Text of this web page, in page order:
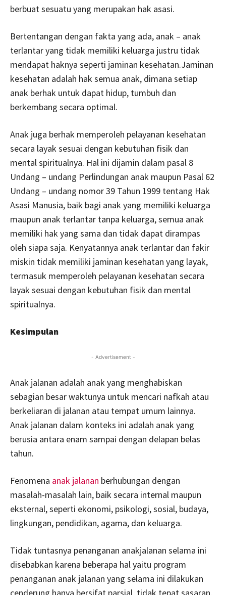
berbuat sesuatu yang merupakan hak asasi.
Bertentangan dengan fakta yang ada, anak – anak
terlantar yang tidak memiliki keluarga justru tidak
mendapat haknya seperti jaminan kesehatan.Jaminan
kesehatan adalah hak semua anak, dimana setiap
anak berhak untuk dapat hidup, tumbuh dan
berkembang secara optimal.
Anak juga berhak memperoleh pelayanan kesehatan
secara layak sesuai dengan kebutuhan fisik dan
mental spiritualnya. Hal ini dijamin dalam pasal 8
Undang – undang Perlindungan anak maupun Pasal 62
Undang – undang nomor 39 Tahun 1999 tentang Hak
Asasi Manusia, baik bagi anak yang memiliki keluarga
maupun anak terlantar tanpa keluarga, semua anak
memiliki hak yang sama dan tidak dapat dirampas
oleh siapa saja. Kenyatannya anak terlantar dan fakir
miskin tidak memiliki jaminan kesehatan yang layak,
termasuk memperoleh pelayanan kesehatan secara
layak sesuai dengan kebutuhan fisik dan mental
spiritualnya.
Kesimpulan
- Advertisement -
Anak jalanan adalah anak yang menghabiskan
sebagian besar waktunya untuk mencari nafkah atau
berkeliaran di jalanan atau tempat umum lainnya.
Anak jalanan dalam konteks ini adalah anak yang
berusia antara enam sampai dengan delapan belas
tahun.
Fenomena anak jalanan berhubungan dengan
masalah-masalah lain, baik secara internal maupun
eksternal, seperti ekonomi, psikologi, sosial, budaya,
lingkungan, pendidikan, agama, dan keluarga.
Tidak tuntasnya penanganan anakjalanan selama ini
disebabkan karena beberapa hal yaitu program
penanganan anak jalanan yang selama ini dilakukan